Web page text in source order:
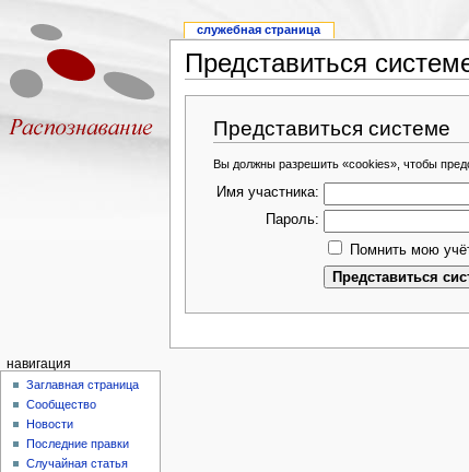
Представиться
Представиться системе
Вы должны разрешить «cookies», чтобы
Имя участника:
Пароль:
Помнить мою
служебная страница
навигация
Заглавная страница
Сообщество
Новости
Последние правки
Случайная статья